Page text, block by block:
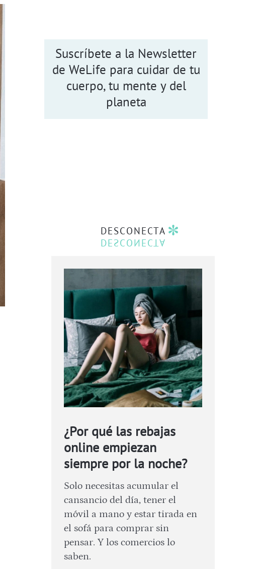
Suscríbete a la Newsletter
de WeLife para cuidar de tu
cuerpo, tu mente y del
planeta
DESCONECTA
¿Por qué las rebajas
online empiezan
siempre por la noche?
Solo necesitas acumular el
cansancio del día, tener el
móvil a mano y estar tirada en
el sofá para comprar sin
pensar. Y los comercios lo
saben.